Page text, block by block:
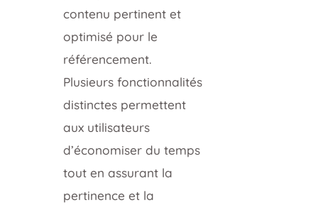
contenu pertinent et
optimisé pour le
référencement.
Plusieurs fonctionnalités
distinctes permettent
aux utilisateurs
d’économiser du temps
tout en assurant la
pertinence et la